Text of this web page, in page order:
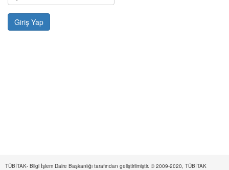
TÜBİTAK- Bilgi İşlem Daire Başkanlığı tarafından geliştirilmiştir. © 2009-2020, TÜBİTAK